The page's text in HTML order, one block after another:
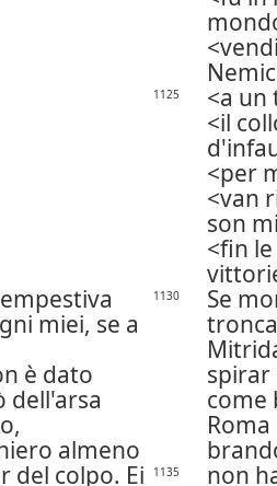
1125
a un
il
per
van
son
fin
1130
Se
miei, se a
è dato
spirar
dell'arsa
come
almeno
del colpo. Ei
1135
non